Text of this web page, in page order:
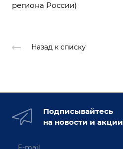
региона России)
Назад к списку
Подписывайтесь
на новости и акции